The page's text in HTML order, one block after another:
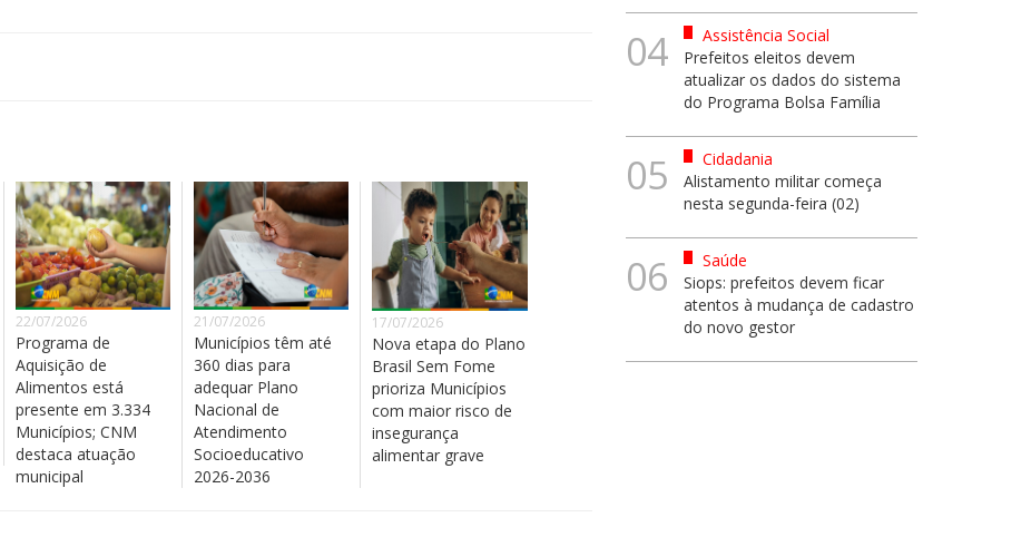
22/07/2026
Programa de
Aquisição de
Alimentos está
presente em 3.334
Municípios; CNM
destaca atuação
municipal
21/07/2026
Municípios têm até
360 dias para
adequar Plano
Nacional de
Atendimento
Socioeducativo
2026-2036
17/07/2026
Nova etapa do Plano
Brasil Sem Fome
prioriza Municípios
com maior risco de
insegurança
alimentar grave
04
Assistência Social
Prefeitos eleitos devem
atualizar os dados do sistema
do Programa Bolsa Família
05
Cidadania
Alistamento militar começa
nesta segunda-feira (02)
06
Saúde
Siops: prefeitos devem ficar
atentos à mudança de cadastro
do novo gestor